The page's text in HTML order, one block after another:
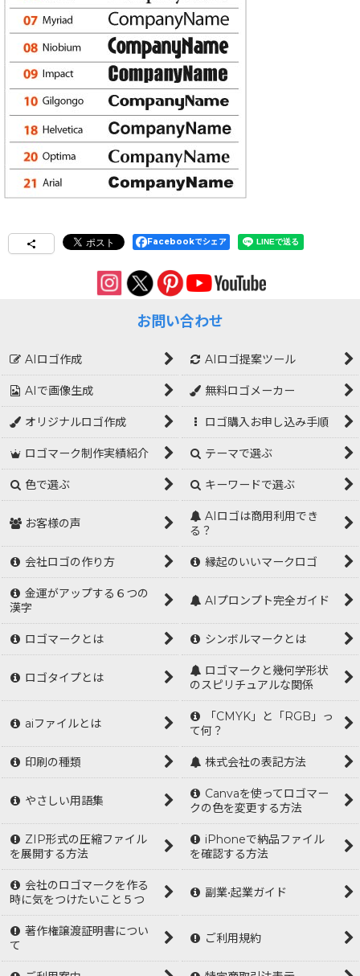
Facebookでシェア
お問い合わせ
AIロゴ作成 AIロゴ提案ツール
AIで画像生成 無料ロゴメーカー
オリジナルロゴ作成 ロゴ購入お申し込み手順
ロゴマーク制作実績紹介 テーマで選ぶ
色で選ぶ キーワードで選ぶ
お客様の声
AIロゴは商用利用でき
る？
会社ロゴの作り方 縁起のいいマークロゴ
金運がアップする６つの
漢字
AIプロンプト完全ガイド
ロゴマークとは シンボルマークとは
ロゴタイプとは
ロゴマークと幾何学形状
のスピリチュアルな関係
aiファイルとは
「CMYK」と「RGB」っ
て何？
印刷の種類 株式会社の表記方法
やさしい用語集
Canvaを使ってロゴマー
クの色を変更する方法
ZIP形式の圧縮ファイル
を展開する方法
iPhoneで納品ファイル
を確認する方法
会社のロゴマークを作る
時に気をつけたいこと５つ
副業•起業ガイド
著作権譲渡証明書につい
て
ご利用規約